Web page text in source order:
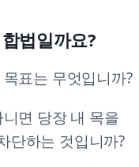
법일까요?
표는 무엇입니까?
면 당장 내 목을
단하는 것입니까?